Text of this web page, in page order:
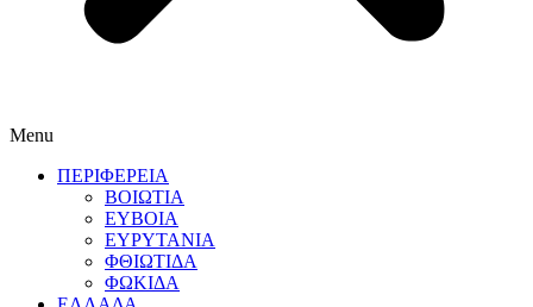
Menu
ΠΕΡΙΦΕΡΕΙΑ
ΒΟΙΩΤΙΑ
ΕΥΒΟΙΑ
ΕΥΡΥΤΑΝΙΑ
ΦΘΙΩΤΙΔΑ
ΦΩΚΙΔΑ